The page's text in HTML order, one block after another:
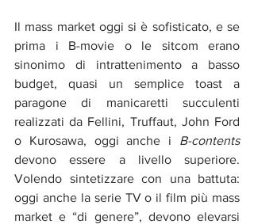
Il mass market oggi si è sofisticato, e se
prima i B-movie o le sitcom erano
sinonimo di intrattenimento a basso
budget, quasi un semplice toast a
paragone di manicaretti succulenti
realizzati da Fellini, Truffaut, John Ford
o Kurosawa, oggi anche i
B-contents
devono essere a livello superiore.
Volendo sintetizzare con una battuta:
oggi anche la serie TV o il film più mass
market e “di genere”, devono elevarsi